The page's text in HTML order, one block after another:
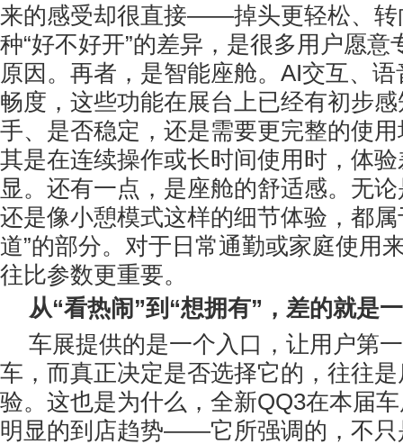
来的感受却很直接——掉头更轻松、转
种“好不好开”的差异，是很多用户愿意
原因。再者，是智能座舱。AI交互、
畅度，这些功能在展台上已经有初步
手、是否稳定，还是需要更完整的使
其是在连续操作或长时间使用时，体
显。还有一点，是座舱的舒适感。无
还是像小憩模式这样的细节体验，都属
道”的部分。对于日常通勤或家庭使用
往比参数更重要。
从“看热闹”到“想拥有”，差的就是
车展提供的是一个入口，让用户第
车，而真正决定是否选择它的，往往
验。这也是为什么，全新QQ3在本届
明显的到店趋势——它所强调的，不只